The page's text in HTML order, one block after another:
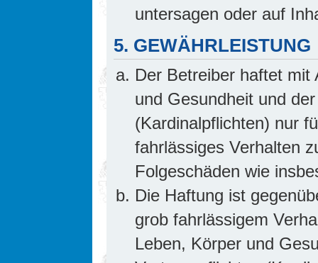
untersagen oder auf
5. GEWÄHRLEISTUNG
Der Betreiber haftet mit
und Gesundheit und
(Kardinalpflichten) nur
fahrlässiges Verhalten
Folgeschäden wie
Die Haftung ist
grob fahrlässigem
Leben, Körper und